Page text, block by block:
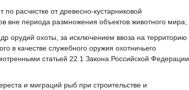
расчистке от древесно-кустарниковой
вне периода размножения объектов животного мира;
орудий охоты, за исключением ввоза на территорию
в качестве служебного оружия охотничьего
статьей 22.1 Закона Российской Федерации
и миграций рыб при строительстве и